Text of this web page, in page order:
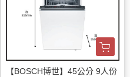
【BOSCH博世】45公分 9人份